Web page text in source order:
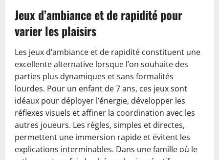
Jeux d’ambiance et de rapidité pour
varier les plaisirs
Les jeux d’ambiance et de rapidité constituent une
excellente alternative lorsque l’on souhaite des
parties plus dynamiques et sans formalités
lourdes. Pour un enfant de 7 ans, ces jeux sont
idéaux pour déployer l’énergie, développer les
réflexes visuels et affiner la coordination avec les
autres joueurs. Les règles, simples et directes,
permettent une immersion rapide et évitent les
explications interminables. Dans une famille où le